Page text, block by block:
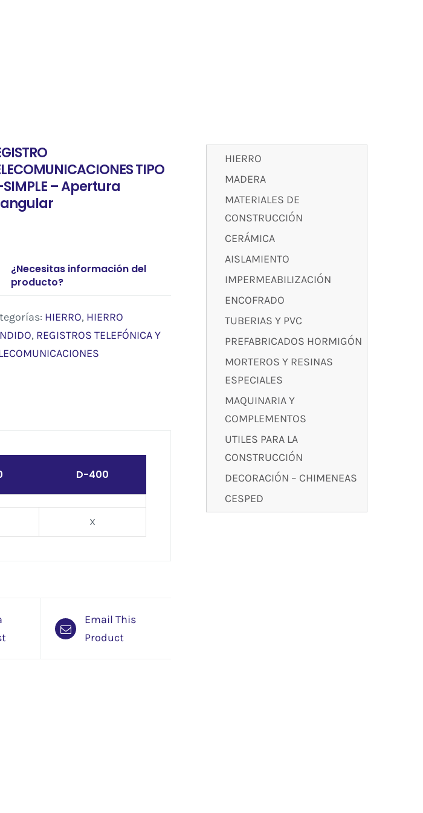
TIPO
– Apertura
¿Necesitas información del
producto?
HIERRO, HIERRO
, REGISTROS TELEFÓNICA Y
D-400
X
Email This
Product
HIERRO
MADERA
MATERIALES DE
CONSTRUCCIÓN
CERÁMICA
AISLAMIENTO
IMPERMEABILIZACIÓN
ENCOFRADO
TUBERIAS Y PVC
PREFABRICADOS HORMIGÓN
MORTEROS Y RESINAS
ESPECIALES
MAQUINARIA Y
COMPLEMENTOS
UTILES PARA LA
CONSTRUCCIÓN
DECORACIÓN – CHIMENEAS
CESPED